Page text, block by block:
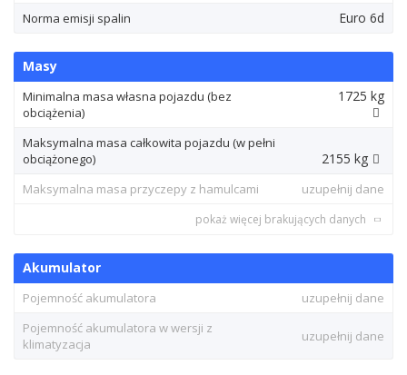
Norma emisji spalin Euro 6d
Masy
Minimalna masa własna pojazdu (bez
obciążenia)
1725 kg
Maksymalna masa całkowita pojazdu (w pełni
obciążonego)
2155 kg
Maksymalna masa przyczepy z hamulcami uzupełnij dane
pokaż więcej brakujących danych
Akumulator
Pojemność akumulatora
uzupełnij dane
Pojemność akumulatora w wersji z
klimatyzacja
uzupełnij dane